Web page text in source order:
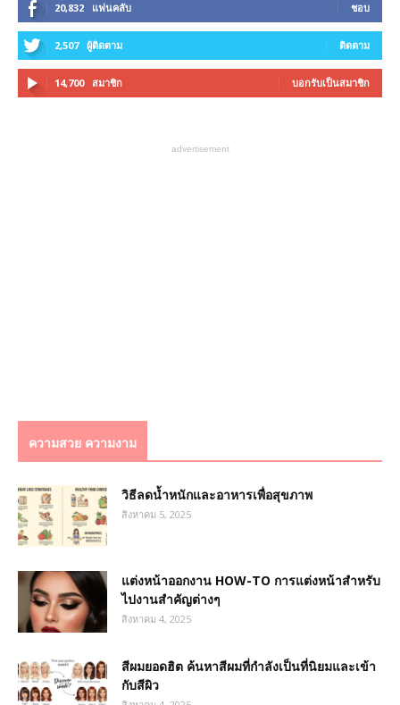
20,832 แฟนคลับ ชอบ
2,507 ผู้ติดตาม ติดตาม
14,700 สมาชิก บอกรับเป็นสมาชิก
advertisement
ความสวย ความงาม
วิธีลดน้ำหนักและอาหารเพื่อสุขภาพ
สิงหาคม 5, 2025
แต่งหน้าออกงาน HOW-TO การแต่งหน้าสำหรับ
ไปงานสำคัญต่างๆ
สิงหาคม 4, 2025
สีผมยอดฮิต ค้นหาสีผมที่กำลังเป็นที่นิยมและเข้า
กับสีผิว